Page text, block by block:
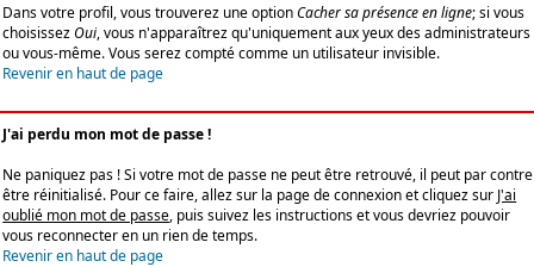
Dans votre profil, vous trouverez une optionCacher sa présence en ligne; si vous
choisissezOui, vous n'apparaîtrez qu'uniquement aux yeux des administrateurs
ou vous-même. Vous serez compté comme un utilisateur invisible.
Revenir en haut de page
J'ai perdu mon mot de passe !
Ne paniquez pas ! Si votre mot de passe ne peut être retrouvé, il peut par contre
être réinitialisé. Pour ce faire, allez sur la page de connexion et cliquez sur J'ai
oublié mon mot de passe, puis suivez les instructions et vous devriez pouvoir
vous reconnecter en un rien de temps.
Revenir en haut de page